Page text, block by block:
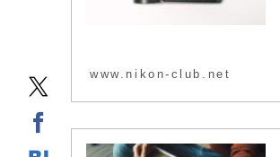
www.nikon-club.net